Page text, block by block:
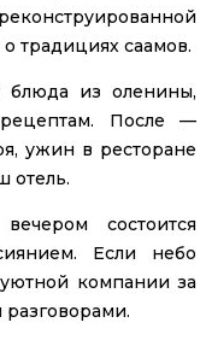
традициях саамов.
блюда из оленины,
После —
ужин в ресторане
отель.
состоится
Если небо
компании за